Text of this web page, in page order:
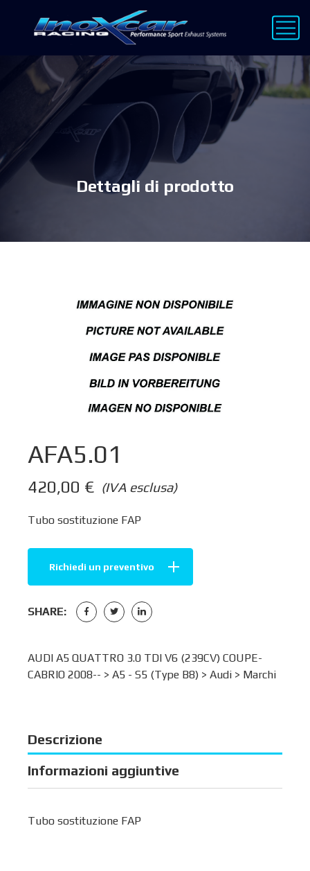
Dettagli di prodotto
AFA5.01
(IVA esclusa)
420,00 €
Tubo sostituzione FAP
Richiedi un preventivo
SHARE:
AUDI A5 QUATTRO 3.0 TDI V6 (239CV) COUPE-
CABRIO 2008-- > A5 - S5 (Type B8) > Audi > Marchi
Descrizione
Informazioni aggiuntive
Tubo sostituzione FAP